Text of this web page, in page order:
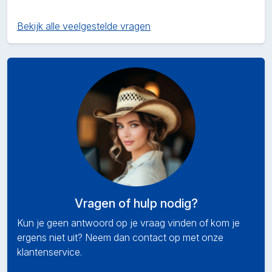
Bekijk alle veelgestelde vragen
Vragen of hulp nodig?
Kun je geen antwoord op je vraag vinden of kom je
ergens niet uit? Neem dan contact op met onze
klantenservice.